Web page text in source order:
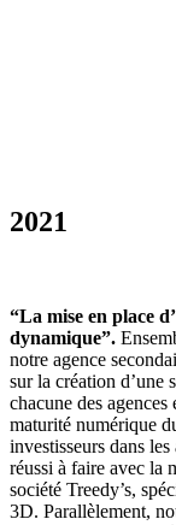
2021
“La mise en place
dynamique”.
notre agence
sur la création
chacune des
maturité numérique
investisseurs dans
réussi à faire avec la
société Treedy’s,
3D. Parallèlement,